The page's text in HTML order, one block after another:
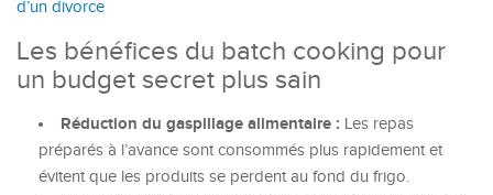
d’un divorce
Les bénéfices du batch cooking pour
un budget secret plus sain
Réduction du gaspillage alimentaire : Les repas
préparés à l’avance sont consommés plus rapidement et
évitent que les produits se perdent au fond du frigo.